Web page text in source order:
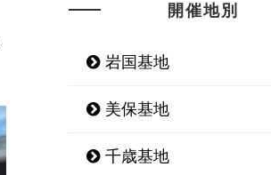
開催地別
岩国基地
美保基地
千歳基地